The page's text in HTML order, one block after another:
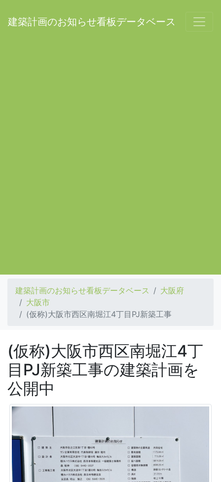
建築計画のお知らせ看板データベース
建築計画のお知らせ看板データベース
大阪府
大阪市
(仮称)大阪市西区南堀江4丁目PJ新築工事
(仮称)大阪市西区南堀江4丁
目PJ新築工事の建築計画を
公開中